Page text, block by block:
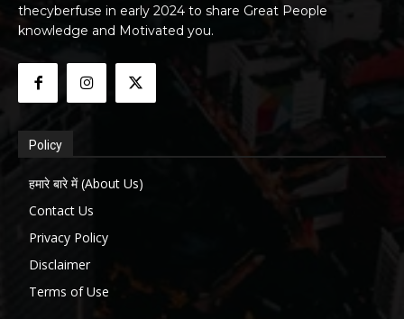
thecyberfuse in early 2024 to share Great People
knowledge and Motivated you.
Policy
हमारे बारे में (About Us)
Contact Us
Privacy Policy
Disclaimer
Terms of Use